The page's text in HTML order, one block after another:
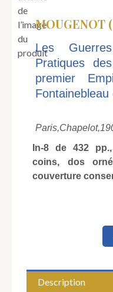
MOUGENOT
Les
Pratiques
premier
Paris,Chapelot,
In-8 de 432
coins, dos
couverture
Description